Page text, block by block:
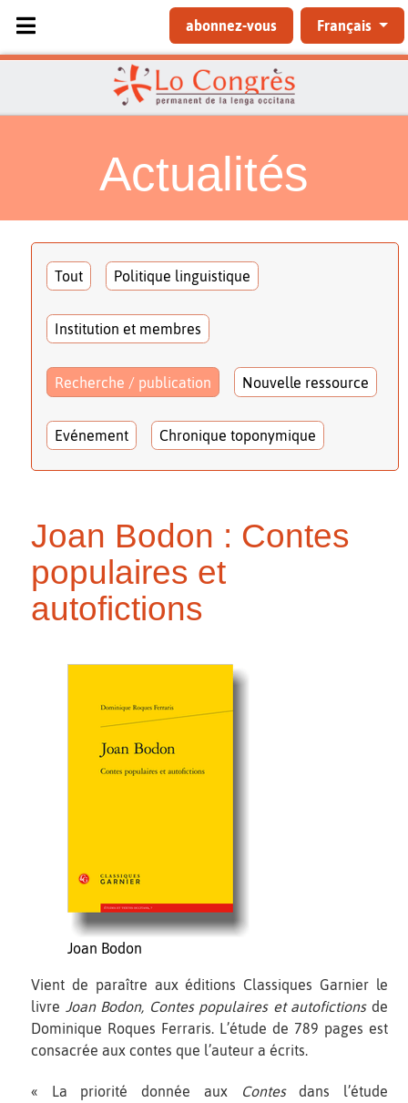
Sélectionnez votre langue
abonnez-vous Français
Actualités
Tout Politique linguistique
Institution et membres
Recherche / publication Nouvelle ressource
Evénement Chronique toponymique
Joan Bodon : Contes
populaires et
autofictions
Joan Bodon
Vient de paraître aux éditions Classiques Garnier le
livre Joan Bodon, Contes populaires et autofictionsde
Dominique Roques Ferraris. L’étude de 789 pages est
consacrée aux contes que l’auteur a écrits.
« La priorité donnée aux Contesdans l’étude